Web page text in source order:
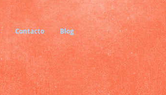
Contacto Blog